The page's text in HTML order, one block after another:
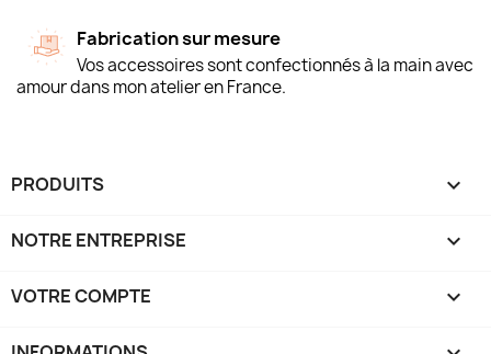
Fabrication sur mesure
Vos accessoires sont confectionnés à la main avec
amour dans mon atelier en France.
PRODUITS 
NOTRE ENTREPRISE 
VOTRE COMPTE 